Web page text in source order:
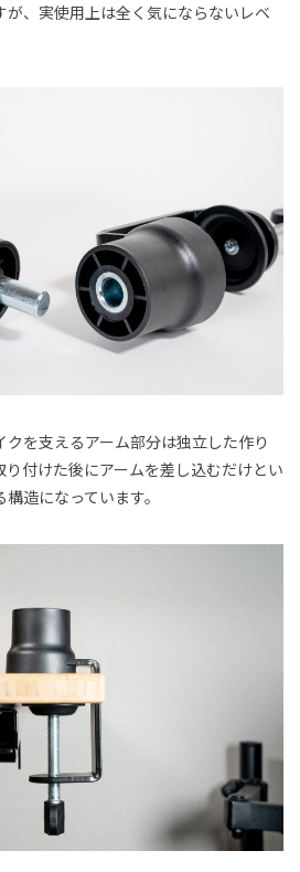
、実使用上は全く気にならないレベ
を支えるアーム部分は独立した作り
付けた後にアームを差し込むだけとい
造になっています。